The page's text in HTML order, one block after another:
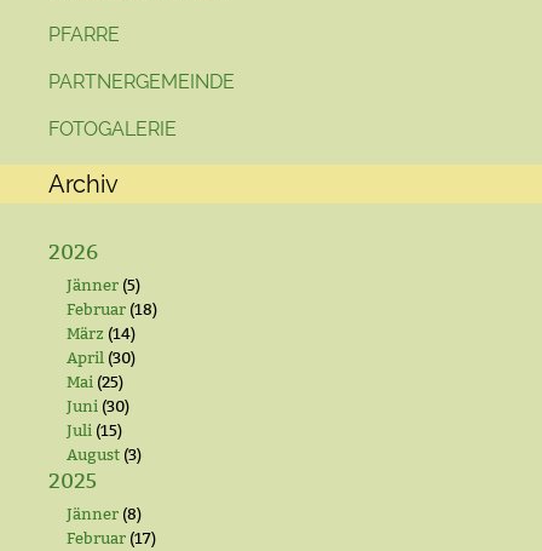
PFARRE
PARTNERGEMEINDE
FOTOGALERIE
Archiv
2026
Jänner (5)
Februar (18)
März (14)
April (30)
Mai (25)
Juni (30)
Juli (15)
August (3)
2025
Jänner (8)
Februar (17)